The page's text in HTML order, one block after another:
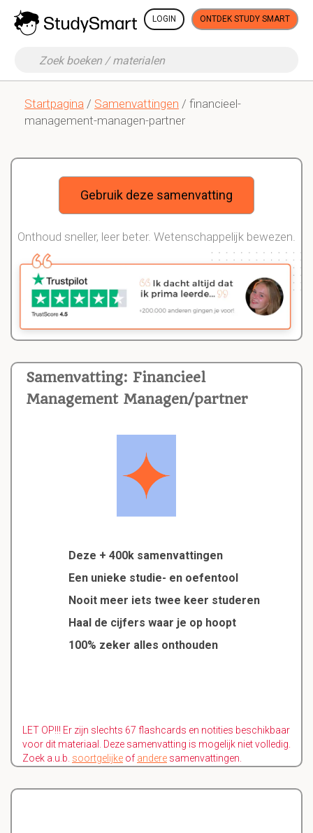
LOGIN ONTDEK STUDY SMART
Startpagina / Samenvattingen / financieel-
management-managen-partner
Samenvatting: Financieel
Management Managen/partner
Deze + 400k samenvattingen
Een unieke studie- en oefentool
Nooit meer iets twee keer studeren
Haal de cijfers waar je op hoopt
100% zeker alles onthouden
LET OP!!! Er zijn slechts 67 flashcards en notities beschikbaar
voor dit materiaal. Deze samenvatting is mogelijk niet volledig.
Zoek a.u.b. soortgelijke of andere samenvattingen.
Gebruik deze samenvatting
Onthoud sneller, leer beter. Wetenschappelijk bewezen.